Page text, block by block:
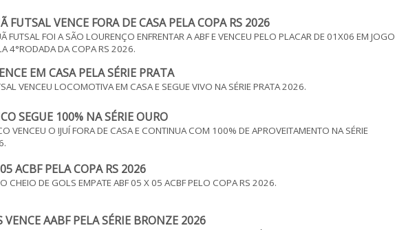
FUTSAL VENCE FORA DE CASA PELA COPA RS 2026
FUTSAL FOI A SÃO LOURENÇO ENFRENTAR A ABF E VENCEU PELO PLACAR DE 01X06 EM JOGO
4°RODADA DA COPA RS 2026.
EM CASA PELA SÉRIE PRATA
VENCEU LOCOMOTIVA EM CASA E SEGUE VIVO NA SÉRIE PRATA 2026.
SEGUE 100% NA SÉRIE OURO
VENCEU O IJUÍ FORA DE CASA E CONTINUA COM 100% DE APROVEITAMENTO NA SÉRIE
ACBF PELA COPA RS 2026
CHEIO DE GOLS EMPATE ABF 05 X 05 ACBF PELO COPA RS 2026.
VENCE AABF PELA SÉRIE BRONZE 2026